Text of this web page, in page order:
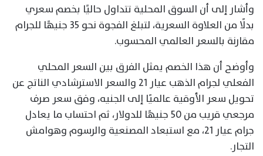
وأشار إلى أن السوق المحلية تتداول حاليًا بخصم سعري
بدلًا من العلاوة السعرية، لتبلغ الفجوة نحو 35 جنيهًا للجرام
مقارنة بالسعر العالمي المحسوب.
وأوضح أن هذا الخصم يمثل الفرق بين السعر المحلي
الفعلي لجرام الذهب عيار 21 والسعر الاسترشادي الناتج عن
تحويل سعر الأوقية عالميًا إلى الجنيه، وفق سعر صرف
مرجعي قريب من 50 جنيهًا للدولار، ثم احتساب ما يعادل
جرام عيار 21، مع استبعاد المصنعية والرسوم وهوامش
التجار.